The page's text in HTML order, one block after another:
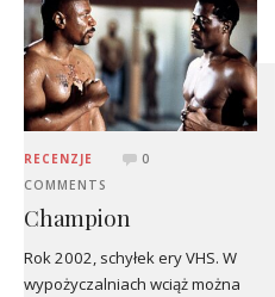
RECENZJE
0
COMMENTS
Champion
Rok 2002, schyłek ery VHS. W
wypożyczalniach wciąż można